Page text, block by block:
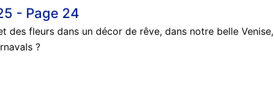
- Page 24
des fleurs dans un décor de rêve, dans notre belle Venise,
?